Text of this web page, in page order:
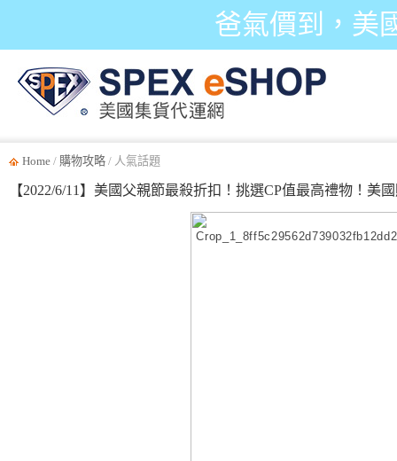
爸氣價到，美
Home / 購物攻略 / 人氣話題
【2022/6/11】美國父親節最殺折扣！挑選CP值最高禮物！美